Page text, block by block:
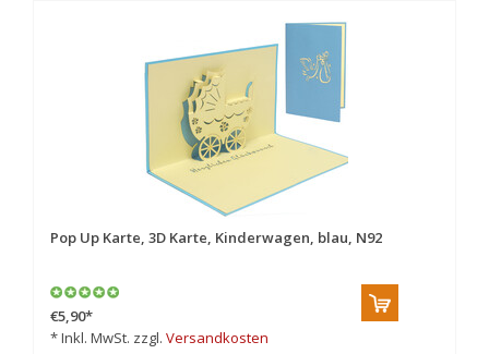
Pop Up Karte, 3D Karte, Kinderwagen, blau, N92
€5,90*
* Inkl. MwSt. zzgl. Versandkosten